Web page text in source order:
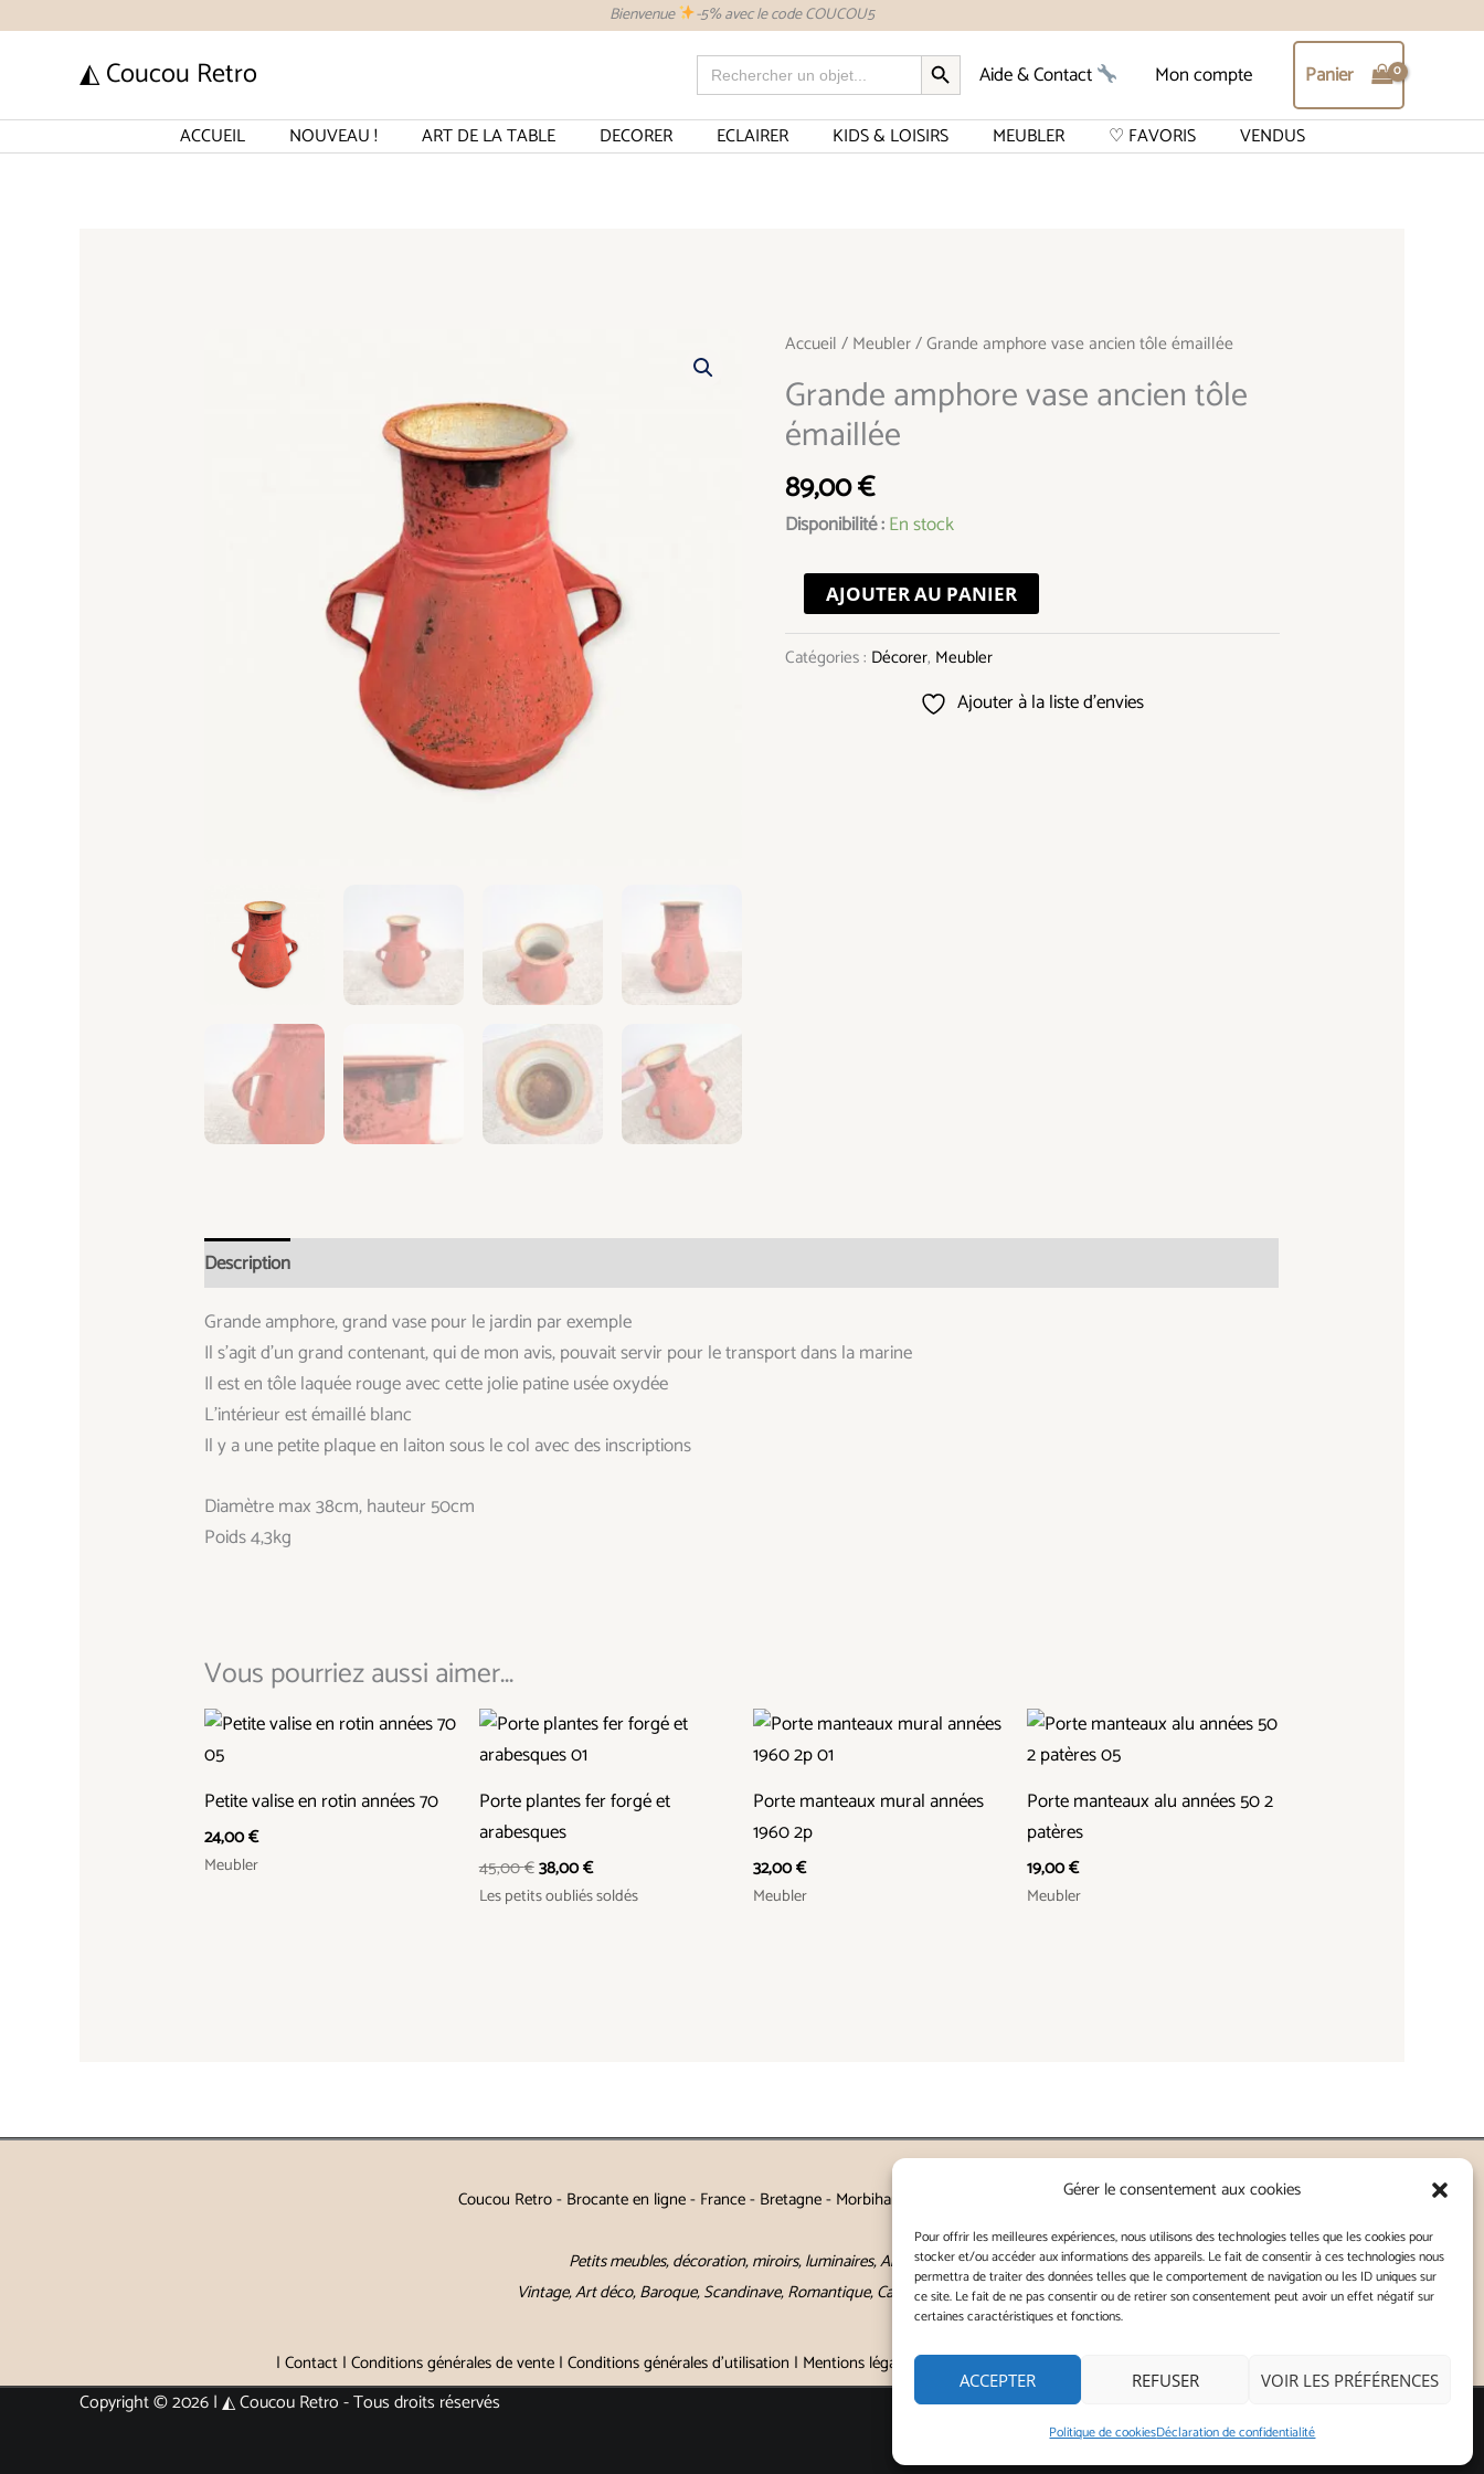
Gérer le consentement aux cookies
Pour offrir les meilleures expériences, nous utilisons des technologies telles que les cookies pour
stocker et/ou accéder aux informations des appareils. Le fait de consentir à ces technologies nous
permettra de traiter des données telles que le comportement de navigation ou les ID uniques sur
ce site. Le fait de ne pas consentir ou de retirer son consentement peut avoir un effet négatif sur
certaines caractéristiques et fonctions.
ACCEPTER REFUSER VOIR LES PRÉFÉRENCES
Politique de cookiesDéclaration de confidentialité
Bienvenue -5% avec le code COUCOU5
◭ Coucou Retro Search
for:
SEARCH BUTTON
Aide & Contact Mon compte Panier
ACCUEIL NOUVEAU ! ART DE LA TABLE DECORER ECLAIRER KIDS & LOISIRS MEUBLER ♡ FAVORIS VENDUS
Accueil / Meubler/ Grande amphore vase ancien tôle émaillée
Grande amphore vase ancien tôle
émaillée
89,00€
Disponibilité :En stock
quantité
de
Grande
amphore
ancien
tôle
AJOUTER AU PANIER
Catégories : Décorer, Meubler
Ajouter à la liste d’envies
Description
Grande amphore, grand vase pour le jardin par exemple
Il s’agit d’un grand contenant, qui de mon avis, pouvait servir pour le transport dans la marine
Il est en tôle laquée rouge avec cette jolie patine usée oxydée
L’intérieur est émaillé blanc
Il y a une petite plaque en laiton sous le col avec des inscriptions
Diamètre max 38cm, hauteur 50cm
Poids 4,3kg
Vous pourriez aussi aimer...
Petite valise en rotin années 70
24,00€
Meubler
Porte plantes fer forgé et
arabesques
45,00€
Le
prix
initial
45,00 €.
38,00€
Le
prix
38,00 €.
Les petits oubliés soldés
Porte manteaux mural années
1960 2p
32,00€
Meubler
Porte manteaux alu années 50 2
patères
19,00€
Meubler
Coucou Retro - Brocante en ligne - France - Bretagne - Morbihan - Auray - Vannes - Lorient
Petits meubles, décoration, miroirs, luminaires, Art de la table
Vintage, Art déco, Baroque, Scandinave, Romantique, Campagne Chic, Kitch
| Contact | Conditions générales de vente | Conditions générales d'utilisation | Mentions légales |Politique de confidentialité
Copyright © 2026 | ◭ Coucou Retro - Tous droits réservés